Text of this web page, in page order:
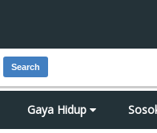
Search
Gaya Hidup